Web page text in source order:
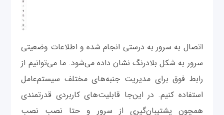
اتصال به سرور به درستی انجام شده و اطلاعات وضعیتی
سرور به شکل بلادرنگ نشان داده می‌شود. ما می‌توانیم از
رابط فوق برای مدیریت جنبه‌های مختلف سیستم‌عامل
استفاده کنیم. در این‌جا قابلیت‌های کاربردی قدرتمندی
همچون پشتیبان‌گیری از سرور و حتا نصب نصب